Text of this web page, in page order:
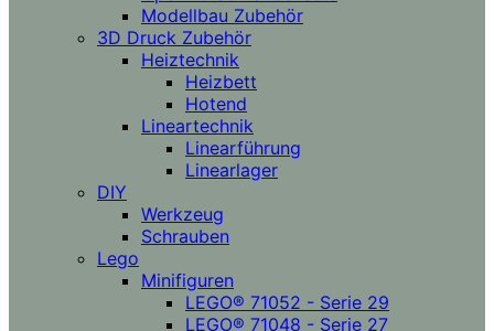
Modellbau Zubehör
3D Druck Zubehör
Heiztechnik
Heizbett
Hotend
Lineartechnik
Linearführung
Linearlager
DIY
Werkzeug
Schrauben
Lego
Minifiguren
LEGO® 71052 - Serie 29
LEGO® 71048 - Serie 27